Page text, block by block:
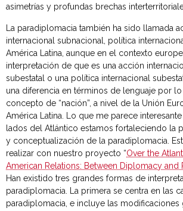
asimetrías y profundas brechas
La paradiplomacia también ha sido llamada
internacional subnacional, política
América Latina, aunque en el contexto
interpretación de que es una acción
subestatal o una política internacional
una diferencia en términos de lenguaje por
concepto de “nación”, a nivel de la Unión
América Latina. Lo que me parece
lados del Atlántico estamos fortaleciendo la
y conceptualización de la paradiplomacia.
realizar con nuestro proyecto “Over the
American Relations: Between Diplomacy and
Han existido tres grandes formas de
paradiplomacia. La primera se centra en las
paradiplomacia, e incluye las modificaciones